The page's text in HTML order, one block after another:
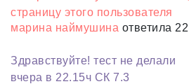
марина наймушина ответила
Здравствуйте! тест не делали
вчера в 22.15ч СК 7.3